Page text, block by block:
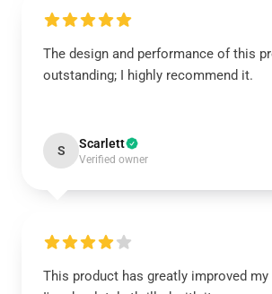
The design and performance of this
outstanding; I highly recommend it.
S Scarlett
Verified owner
This product has greatly improved my